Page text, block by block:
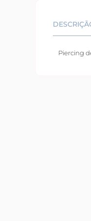
Piercing